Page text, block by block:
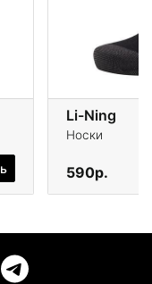
Li-Ning
Носки
590р.